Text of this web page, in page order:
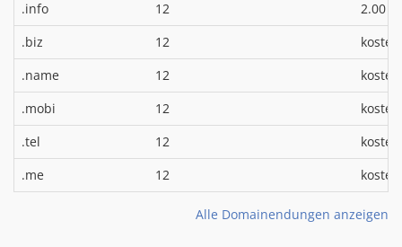
.info
12 2.00 €
.biz 12
.name
12
.mobi
12
.tel
12
.me
12
Alle Domainendungen anzeigen